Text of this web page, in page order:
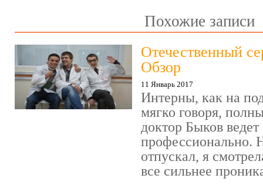
Похожие записи
Отечественный
Обзор
11 Январь 2017
Интерны, как на
мягко говоря,
доктор Быков ведет
профессионально.
отпускал, я
все сильнее